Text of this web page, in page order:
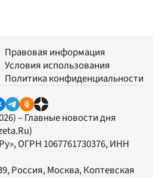
Правовая информация
Условия использования
Политика конфиденциальности
– Главные новости дня
, ОГРН 1067761730376, ИНН
Россия, Москва, Коптевская